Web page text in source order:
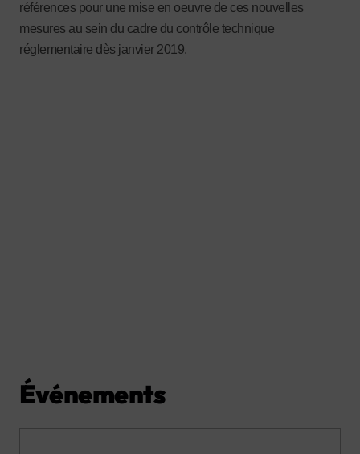
références pour une mise en oeuvre de ces nouvelles
mesures au sein du cadre du contrôle technique
réglementaire dès janvier 2019.
Événements